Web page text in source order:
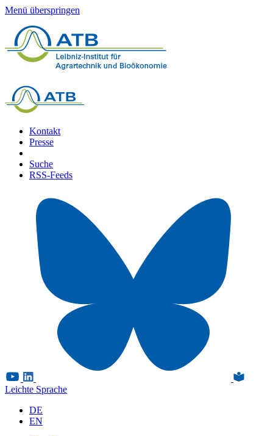
Menü überspringen
Kontakt
Presse
Suche
RSS-Feeds
Leichte Sprache
DE
EN